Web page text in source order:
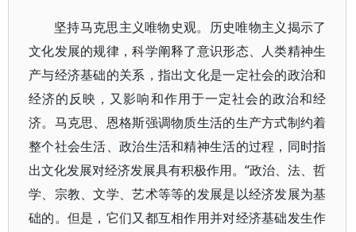
坚持马克思主义唯物史观。历史唯物主义揭示了
文化发展的规律，科学阐释了意识形态、人类精神生
产与经济基础的关系，指出文化是一定社会的政治和
经济的反映，又影响和作用于一定社会的政治和经
济。马克思、恩格斯强调物质生活的生产方式制约着
整个社会生活、政治生活和精神生活的过程，同时指
出文化发展对经济发展具有积极作用。“政治、法、哲
学、宗教、文学、艺术等等的发展是以经济发展为基
础的。但是，它们又都互相作用并对经济基础发生作